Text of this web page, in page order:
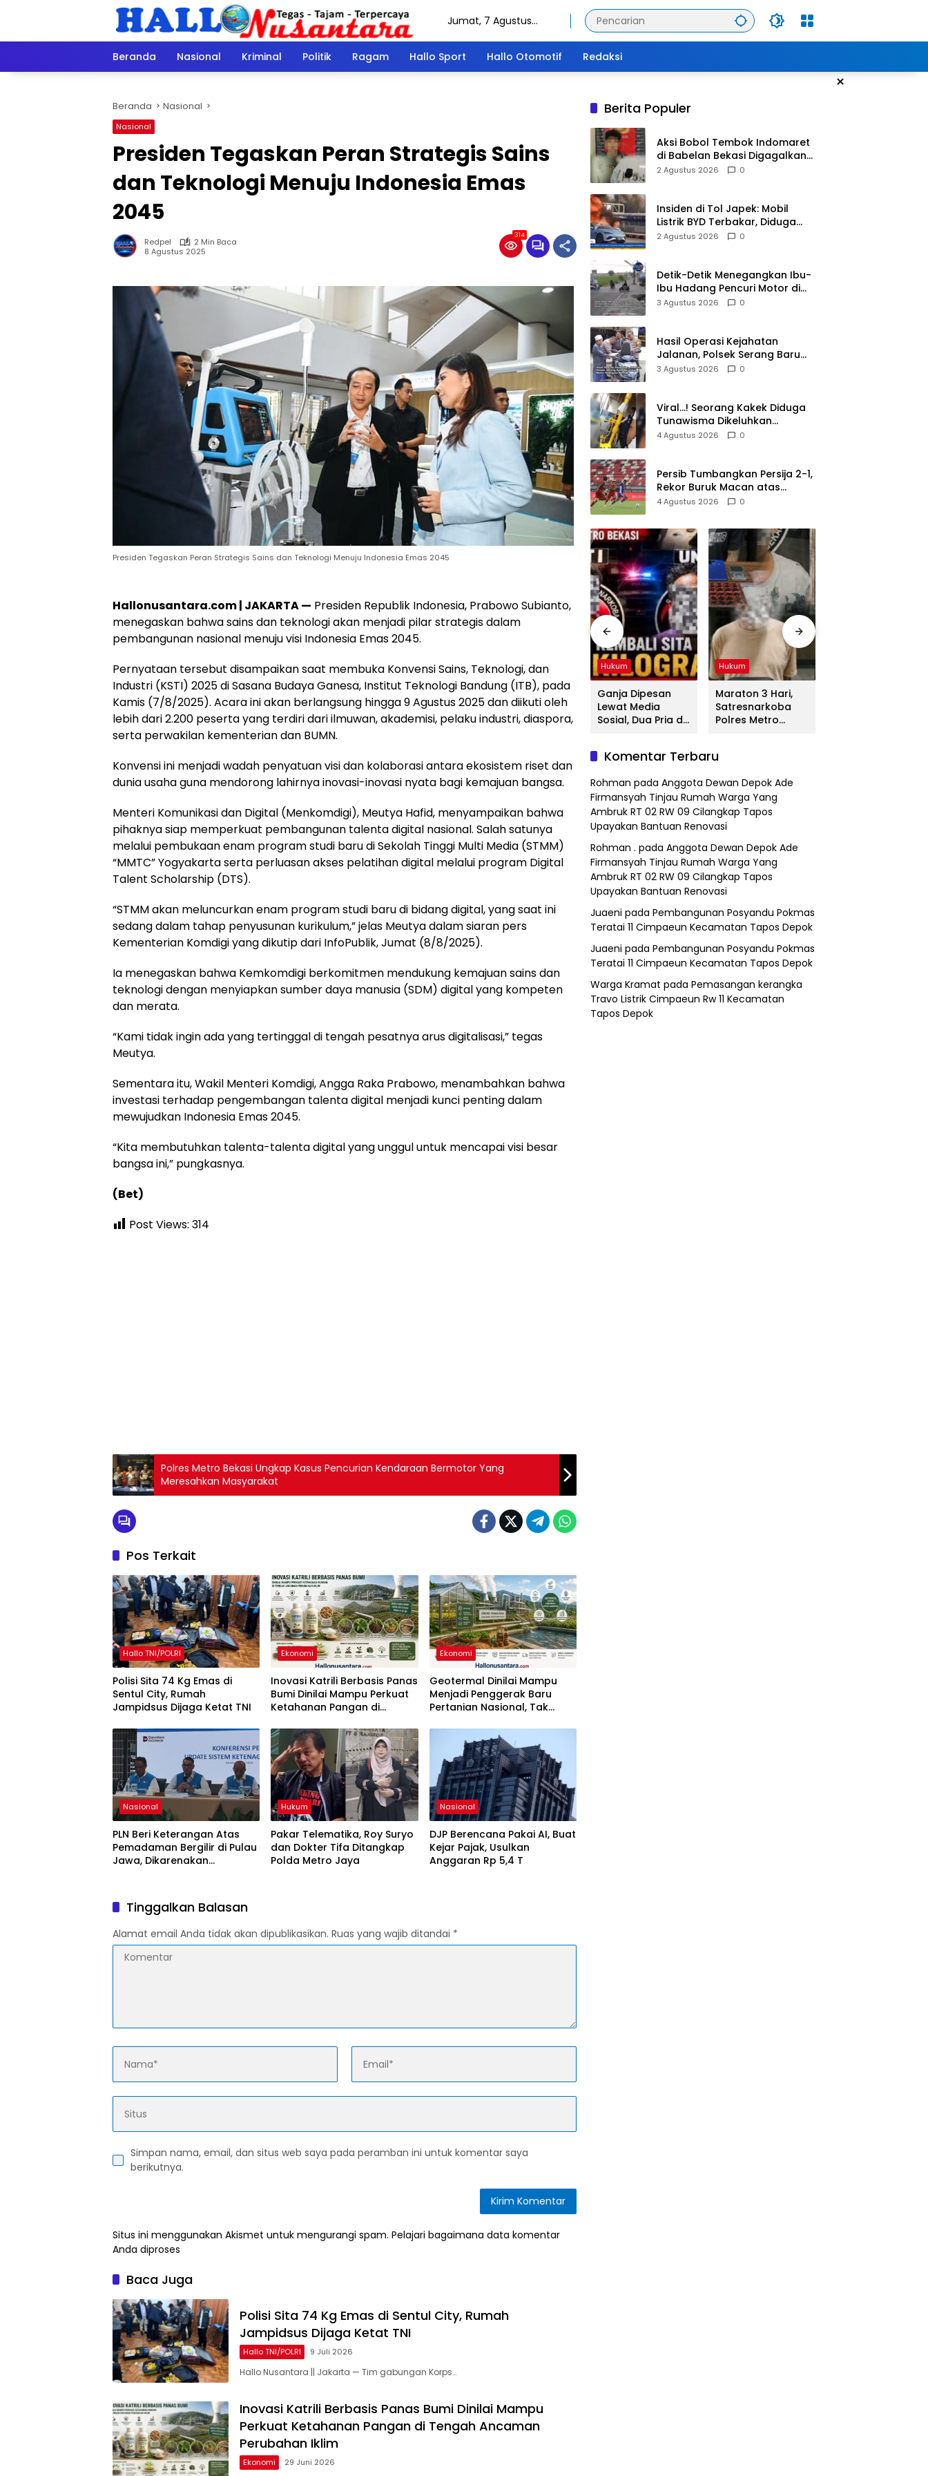
Jumat, 7 Agustus
Beranda
Nasional Kriminal Politik Ragam Hallo Sport Hallo Otomotif Redaksi
×
Beranda Nasional
Nasional
Presiden Tegaskan Peran Strategis Sains
dan Teknologi Menuju Indonesia Emas
2045
Redpel
2 Min Baca
8 Agustus 2025
314
Presiden Tegaskan Peran Strategis Sains dan Teknologi Menuju Indonesia Emas 2045
Hallonusantara.com | JAKARTA — Presiden Republik Indonesia, Prabowo Subianto,
menegaskan bahwa sains dan teknologi akan menjadi pilar strategis dalam
pembangunan nasional menuju visi Indonesia Emas 2045.
Pernyataan tersebut disampaikan saat membuka Konvensi Sains, Teknologi, dan
Industri (KSTI) 2025 di Sasana Budaya Ganesa, Institut Teknologi Bandung (ITB), pada
Kamis (7/8/2025). Acara ini akan berlangsung hingga 9 Agustus 2025 dan diikuti oleh
lebih dari 2.200 peserta yang terdiri dari ilmuwan, akademisi, pelaku industri, diaspora,
serta perwakilan kementerian dan BUMN.
Konvensi ini menjadi wadah penyatuan visi dan kolaborasi antara ekosistem riset dan
dunia usaha guna mendorong lahirnya inovasi-inovasi nyata bagi kemajuan bangsa.
Menteri Komunikasi dan Digital (Menkomdigi), Meutya Hafid, menyampaikan bahwa
pihaknya siap memperkuat pembangunan talenta digital nasional. Salah satunya
melalui pembukaan enam program studi baru di Sekolah Tinggi Multi Media (STMM)
“MMTC” Yogyakarta serta perluasan akses pelatihan digital melalui program Digital
Talent Scholarship (DTS).
“STMM akan meluncurkan enam program studi baru di bidang digital, yang saat ini
sedang dalam tahap penyusunan kurikulum,” jelas Meutya dalam siaran pers
Kementerian Komdigi yang dikutip dari InfoPublik, Jumat (8/8/2025).
Ia menegaskan bahwa Kemkomdigi berkomitmen mendukung kemajuan sains dan
teknologi dengan menyiapkan sumber daya manusia (SDM) digital yang kompeten
dan merata.
“Kami tidak ingin ada yang tertinggal di tengah pesatnya arus digitalisasi,” tegas
Meutya.
Sementara itu, Wakil Menteri Komdigi, Angga Raka Prabowo, menambahkan bahwa
investasi terhadap pengembangan talenta digital menjadi kunci penting dalam
mewujudkan Indonesia Emas 2045.
“Kita membutuhkan talenta-talenta digital yang unggul untuk mencapai visi besar
bangsa ini,” pungkasnya.
(Bet)
Post Views: 314
Polres Metro Bekasi Ungkap Kasus Pencurian Kendaraan Bermotor Yang
Meresahkan Masyarakat
Pos Terkait
Hallo TNI/POLRI
Polisi Sita 74 Kg Emas di
Sentul City, Rumah
Jampidsus Dijaga Ketat TNI
Ekonomi
Inovasi Katrili Berbasis Panas
Bumi Dinilai Mampu Perkuat
Ketahanan Pangan di
Perubahan Iklim
Ekonomi
Geotermal Dinilai Mampu
Menjadi Penggerak Baru
Pertanian Nasional, Tak
Nasional
PLN Beri Keterangan Atas
Pemadaman Bergilir di Pulau
Jawa, Dikarenakan
Hukum
Pakar Telematika, Roy Suryo
dan Dokter Tifa Ditangkap
Polda Metro Jaya
Nasional
DJP Berencana Pakai AI, Buat
Kejar Pajak, Usulkan
Anggaran Rp 5,4 T
Tinggalkan Balasan
Alamat email Anda tidak akan dipublikasikan. Ruas yang wajib ditandai *
Simpan nama, email, dan situs web saya pada peramban ini untuk komentar saya
berikutnya.
Situs ini menggunakan Akismet untuk mengurangi spam. Pelajari bagaimana data komentar
Anda diproses
Baca Juga
Polisi Sita 74 Kg Emas di Sentul City, Rumah
Jampidsus Dijaga Ketat TNI
Hallo TNI/POLRI 9 Juli 2026
Hallo Nusantara || Jakarta — Tim gabungan Korps…
Inovasi Katrili Berbasis Panas Bumi Dinilai Mampu
Perkuat Ketahanan Pangan di Tengah Ancaman
Perubahan Iklim
Ekonomi 29 Juni 2026
Berita Populer
Aksi Bobol Tembok Indomaret
di Babelan Bekasi Digagalkan
Satpam dan Warga, Dua
2 Agustus 2026 0
Insiden di Tol Japek: Mobil
Listrik BYD Terbakar, Diduga
Gangguan Korsleting Listrik
2 Agustus 2026 0
Detik-Detik Menegangkan Ibu-
Ibu Hadang Pencuri Motor di
Purwasari Karawang, Pelaku
3 Agustus 2026 0
Hasil Operasi Kejahatan
Jalanan, Polsek Serang Baru
Serahkan Motor Hilang ke
3 Agustus 2026 0
Viral…! Seorang Kakek Diduga
Tunawisma Dikeluhkan
Penumpang dan Turun dari
4 Agustus 2026 0
Persib Tumbangkan Persija 2-1,
Rekor Buruk Macan atas
Maung Berlanjut
4 Agustus 2026 0
Hukum
Tega! Terkuak
Sosok Terduga
Pembunuh Lansia
di Deli Serdang
Ternyata Oknum
Polisi Tetangga
Korban
Peristiwa
Viral…! Seorang
Kakek Diduga
Tunawisma
Dikeluhkan
Turun dari
TransJakarta
Karena Bau
Hukum
Hasil Operasi
Kejahatan
Jalanan, Polsek
Hilang ke Pemilik
Hukum
Detik-Detik
Menegangkan
Ibu-Ibu Hadang
Karawang, Pelaku
Lolos di Tengah
Keramaian!
Hukum
Ganja Dipesan
Lewat Media
Sosial, Dua Pria di
Satresnarkoba
Bekasi
Hukum
Maraton 3 Hari,
Satresnarkoba
Polres Metro
Ganja, dan
Komentar Terbaru
Rohman pada Anggota Dewan Depok Ade
Firmansyah Tinjau Rumah Warga Yang
Ambruk RT 02 RW 09 Cilangkap Tapos
Upayakan Bantuan Renovasi
Rohman . pada Anggota Dewan Depok Ade
Firmansyah Tinjau Rumah Warga Yang
Ambruk RT 02 RW 09 Cilangkap Tapos
Upayakan Bantuan Renovasi
Juaeni pada Pembangunan Posyandu Pokmas
Teratai 11 Cimpaeun Kecamatan Tapos Depok
Juaeni pada Pembangunan Posyandu Pokmas
Teratai 11 Cimpaeun Kecamatan Tapos Depok
Warga Kramat pada Pemasangan kerangka
Travo Listrik Cimpaeun Rw 11 Kecamatan
Tapos Depok